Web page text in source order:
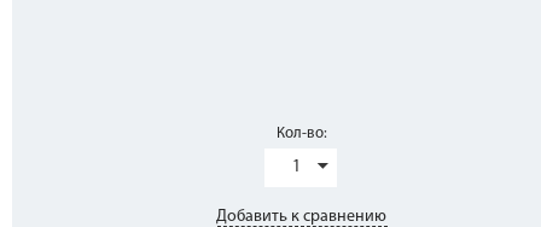
Кол-во:
1
Добавить к сравнению